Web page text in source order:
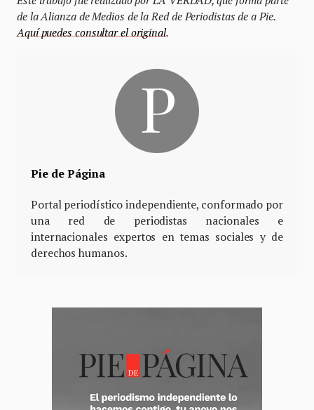
de la Alianza de Medios de la Red de Periodistas de a Pie.
Aquí puedes consultar el original.
Pie de Página
Portal periodístico independiente, conformado por
una red de periodistas nacionales e
internacionales expertos en temas sociales y de
derechos humanos.